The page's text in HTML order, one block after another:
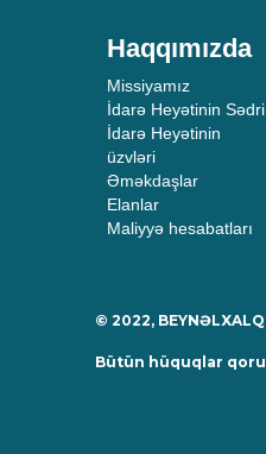
Haqqımızda
Missiyamız
İdarə Heyətinin Sədri
İdarə Heyətinin
üzvləri
Əməkdaşlar
Elanlar
Maliyyə hesabatları
© 2022,
Bütün hüquqlar